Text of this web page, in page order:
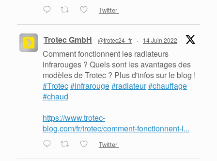
Twitter
Trotec GmbH @trotec24_fr · 14 Juin 2022
Comment fonctionnent les radiateurs
infrarouges ? Quels sont les avantages des
modèles de Trotec ? Plus d'infos sur le blog !
#Trotec#infrarouge#radiateur#chauffage
#chaud
https://www.trotec-
blog.com/fr/trotec/comment-fonctionnent-l...
Twitter